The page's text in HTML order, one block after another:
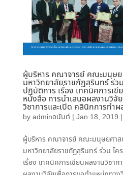
ผู้บริหาร คณาจารย์ คณะมนุษ
มหาวิทยาลัยราชภัฏสุรินทร์ ร่ว
ปฏิบัติการ เรื่อง เทคนิคการเขี
หนังสือ การนำเสนอผลงานวิจั
วิชาการและเปิด คลินิกการทำผ
byadminอนันต์| Jan 18, 2019 |
ผู้บริหาร คณาจารย์ คณะมนุษยศา
มหาวิทยาลัยราชภัฏสุรินทร์ ร่วม โค
เรื่อง เทคนิคการเขียนผลงานวิชาก